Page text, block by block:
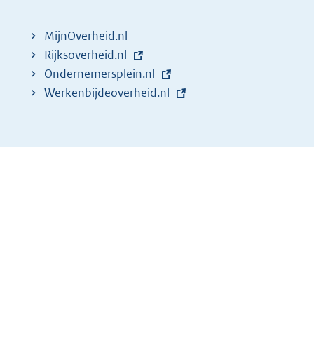
l
i
n
k
MijnOverheid.nl
E
x
t
n
Rijksoverheid.nl
E
x
r
Ondernemersplein.nl
E
e
Werkenbijdeoverheid.nl